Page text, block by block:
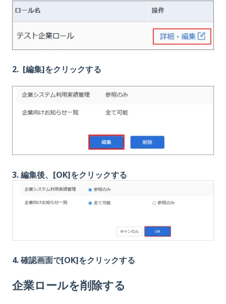
2. [編集]をクリックする
3. 編集後、[OK]をクリックする
4. 確認画面で[OK]をクリックする
企業ロールを削除する